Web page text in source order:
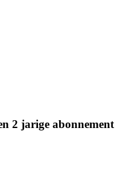
2 jarige abonnement